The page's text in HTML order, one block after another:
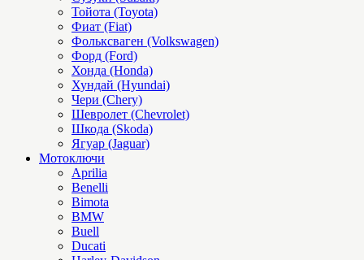
Тойота (Toyota)
Фиат (Fiat)
Фольксваген (Volkswagen)
Форд (Ford)
Хонда (Honda)
Хундай (Hyundai)
Чери (Chery)
Шевролет (Chevrolet)
Шкода (Skoda)
Ягуар (Jaguar)
Мотоключи
Aprilia
Benelli
Bimota
BMW
Buell
Ducati